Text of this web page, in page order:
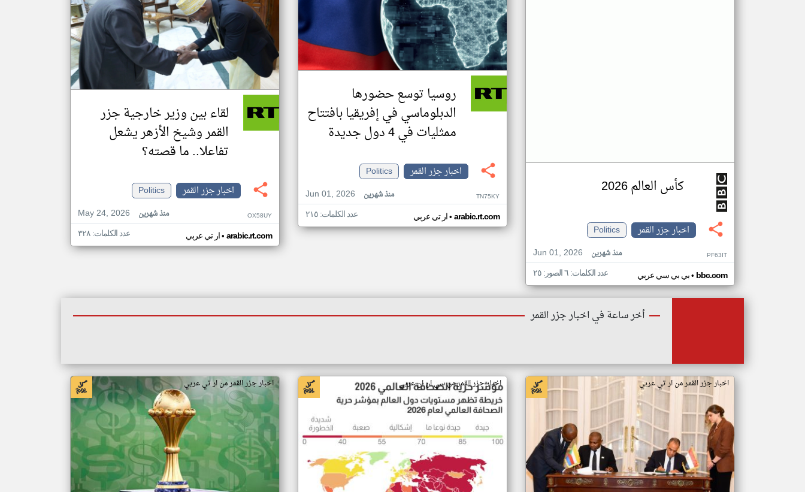
كأس العالم 2026
اخبار جزر القمر
Politics
Jun 01, 2026
منذ شهرين PF63IT
بي بي سي عربي• bbc.com عدد الكلمات: ٦ الصور: ٢٥
روسيا توسع حضورها
الدبلوماسي في إفريقيا بافتتاح
ممثليات في 4 دول جديدة
اخبار جزر القمر
Politics
Jun 01, 2026
منذ شهرين TN75KY
ار تي عربي• arabic.rt.com عدد الكلمات: ٢١٥
لقاء بين وزير خارجية جزر
القمر وشيخ الأزهر يشعل
تفاعلا.. ما قصته؟
اخبار جزر القمر
Politics
May 24, 2026
منذ شهرين OX58UY
ار تي عربي• arabic.rt.com عدد الكلمات: ٣٢٨
أخر ساعة في اخبار جزر القمر
اخبار جزر القمر من ار تي عربي اخبار جزر القمر من سي ان ان عربي اخبار جزر القمر من ار تي عربي